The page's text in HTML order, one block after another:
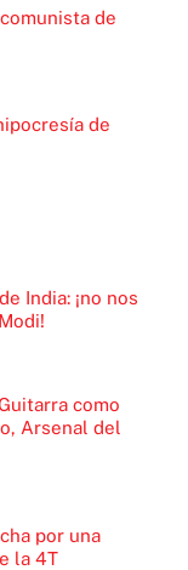
de
de
India: ¡no nos
como
Arsenal del
por una
la 4T